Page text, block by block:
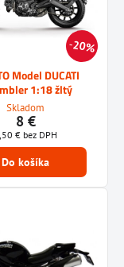
20%
Model DUCATI
1:18 žltý
Skladom
8 €
€ bez DPH
Do košíka